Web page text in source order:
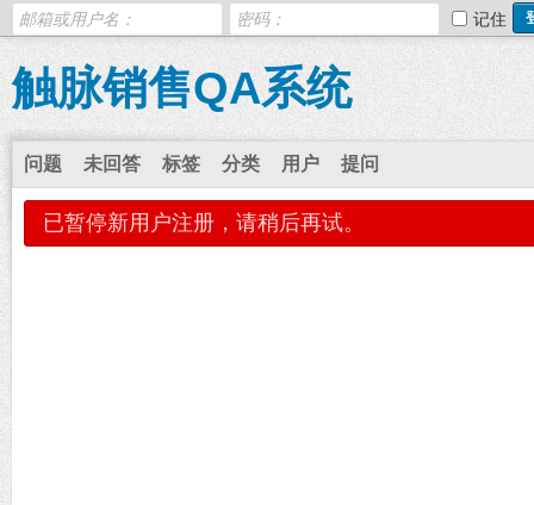
记住
触脉销售QA系统
问题 未回答 标签 分类 用户 提问
已暂停新用户注册，请稍后再试。